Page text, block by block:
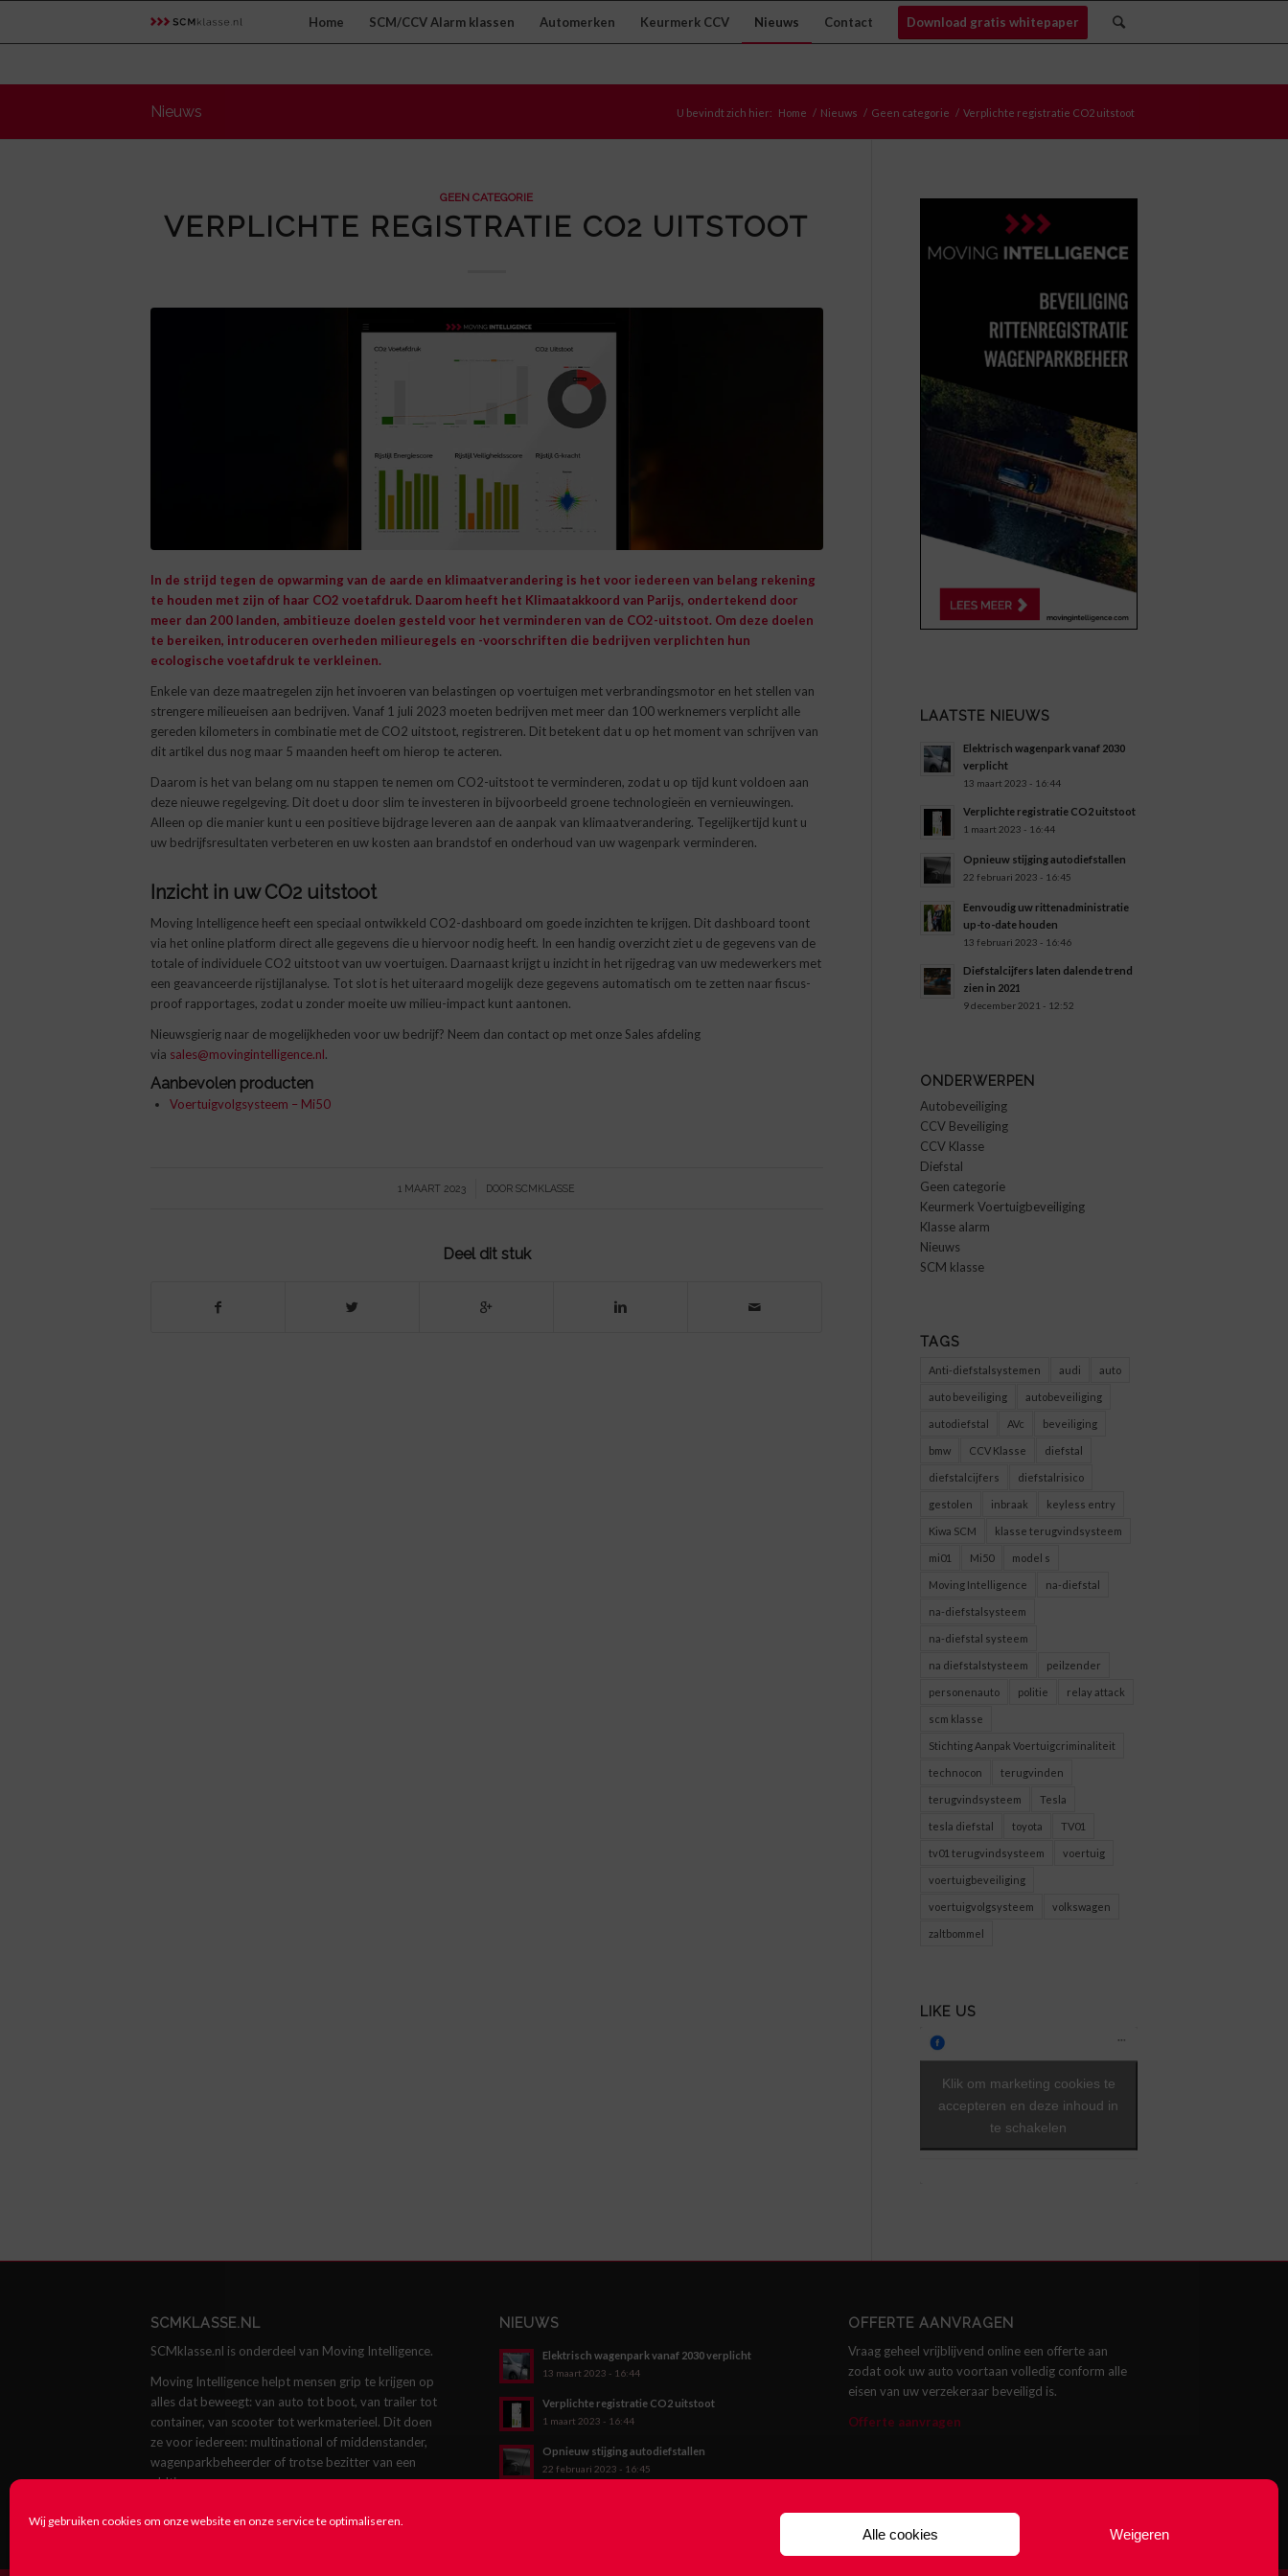
Wij gebruiken cookies om onze website en onze service te optimaliseren.
Alle cookies Weigeren
Home SCM/CCV Alarm klassen Automerken Keurmerk CCV Nieuws Contact Download gratis whitepaper
Nieuws U bevindt zich hier: Home / Nieuws / Geen categorie / Verplichte registratie CO2 uitstoot
GEEN CATEGORIE
VERPLICHTE REGISTRATIE CO2 UITSTOOT
In de strijd tegen de opwarming van de aarde en klimaatverandering is het voor iedereen van belang rekening
te houden met zijn of haar CO2 voetafdruk. Daarom heeft het Klimaatakkoord van Parijs, ondertekend door
meer dan 200 landen, ambitieuze doelen gesteld voor het verminderen van de CO2-uitstoot. Om deze doelen
te bereiken, introduceren overheden milieuregels en -voorschriften die bedrijven verplichten hun
ecologische voetafdruk te verkleinen.
Enkele van deze maatregelen zijn het invoeren van belastingen op voertuigen met verbrandingsmotor en het stellen van
strengere milieueisen aan bedrijven. Vanaf 1 juli 2023 moeten bedrijven met meer dan 100 werknemers verplicht alle
gereden kilometers in combinatie met de CO2 uitstoot, registreren. Dit betekent dat u op het moment van schrijven van
dit artikel dus nog maar 5 maanden heeft om hierop te acteren.
Daarom is het van belang om nu stappen te nemen om CO2-uitstoot te verminderen, zodat u op tijd kunt voldoen aan
deze nieuwe regelgeving. Dit doet u door slim te investeren in bijvoorbeeld groene technologieën en vernieuwingen.
Alleen op die manier kunt u een positieve bijdrage leveren aan de aanpak van klimaatverandering. Tegelijkertijd kunt u
uw bedrijfsresultaten verbeteren en uw kosten aan brandstof en onderhoud van uw wagenpark verminderen.
Inzicht in uw CO2 uitstoot
Moving Intelligence heeft een speciaal ontwikkeld CO2-dashboard om goede inzichten te krijgen. Dit dashboard toont
via het online platform direct alle gegevens die u hiervoor nodig heeft. In een handig overzicht ziet u de gegevens van de
totale of individuele CO2 uitstoot van uw voertuigen. Daarnaast krijgt u inzicht in het rijgedrag van uw medewerkers met
een geavanceerde rijstijlanalyse. Tot slot is het uiteraard mogelijk deze gegevens automatisch om te zetten naar fiscus-
proof rapportages, zodat u zonder moeite uw milieu-impact kunt aantonen.
Nieuwsgierig naar de mogelijkheden voor uw bedrijf? Neem dan contact op met onze Sales afdeling
via sales@movingintelligence.nl.
Aanbevolen producten
Voertuigvolgsysteem – Mi50
1 MAART 2023
/ DOORSCMKLASSE
Deel dit stuk
LAATSTE NIEUWS
Elektrisch wagenpark vanaf 2030
verplicht
13 maart 2023 - 16:44
Verplichte registratie CO2 uitstoot
1 maart 2023 - 16:44
Opnieuw stijging autodiefstallen
22 februari 2023 - 16:45
Eenvoudig uw rittenadministratie
up-to-date houden
13 februari 2023 - 16:46
Diefstalcijfers laten dalende trend
zien in 2021
9 december 2021 - 12:52
ONDERWERPEN
Autobeveiliging
CCV Beveiliging
CCV Klasse
Diefstal
Geen categorie
Keurmerk Voertuigbeveiliging
Klasse alarm
Nieuws
SCM klasse
TAGS
Anti-diefstalsystemen audi auto
auto beveiliging autobeveiliging
autodiefstal AVc beveiliging
bmw CCV Klasse diefstal
diefstalcijfers diefstalrisico
gestolen inbraak keyless entry
Kiwa SCM klasse terugvindsysteem
mi01 Mi50 model s
Moving Intelligence na-diefstal
na-diefstalsysteem
na-diefstal systeem
na diefstalstysteem peilzender
personenauto politie relay attack
scm klasse
Stichting Aanpak Voertuigcriminaliteit
technocon terugvinden
terugvindsysteem Tesla
tesla diefstal toyota TV01
tv01 terugvindsysteem voertuig
voertuigbeveiliging
voertuigvolgsysteem volkswagen
zaltbommel
LIKE US
Klik om marketing cookies te
accepteren en deze inhoud in
te schakelen
SCMKLASSE.NL
SCMklasse.nl is onderdeel van Moving Intelligence.
Moving Intelligence helpt mensen grip te krijgen op
alles dat beweegt: van auto tot boot, van trailer tot
container, van scooter tot werkmaterieel. Dit doen
ze voor iedereen: multinational of middenstander,
wagenparkbeheerder of trotse bezitter van een
oldtimer.
NIEUWS
Elektrisch wagenpark vanaf 2030 verplicht
13 maart 2023 - 16:44
Verplichte registratie CO2 uitstoot
1 maart 2023 - 16:44
Opnieuw stijging autodiefstallen
22 februari 2023 - 16:45
OFFERTE AANVRAGEN
Vraag geheel vrijblijvend online een offerte aan
zodat ook uw auto voortaan volledig conform alle
eisen van uw verzekeraar beveiligd is.
Offerte aanvragen